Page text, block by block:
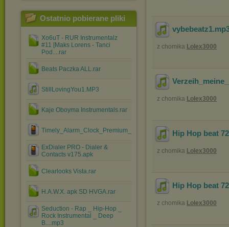
Ostatnio pobierane pliki
Xo6uT - RUR Instrumentalz
#11 [Maks Lorens - Tanci
Pod....rar
Beats Paczka ALL.rar
StillLovingYou1.MP3
Kaje Oboyma Instrumentals.rar
Timely_Alarm_Clock_Premium_v1.2.7.apk
ExDialer PRO - Dialer &
Contacts v175.apk
Clearlooks Vista.rar
H.A.W.X. apk SD HVGA.rar
Seduction - Rap _ Hip-Hop _
Rock Instrumental _ Deep
B....mp3
vybebeatz1
z chomika Lolex3000
z chomika Lolex3000
Hip Hop beat
z chomika Lolex3000
Hip Hop beat 72
z chomika Lolex3000